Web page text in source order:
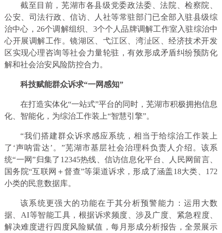
截至目前，芜湖市各县级党委政法委、法院、检察院、
公安、司法行政、信访、人社等常驻部门已全部入驻县级综
治中心，26个调解组织、3个个人品牌调解工作室入驻综治中
心开展调解工作。镜湖区、弋江区、湾沚区、经济技术开发
区实现心理咨询等社会力量轮驻，有效形成矛盾纠纷预防化
解和社会治安风险防控合力。
科技赋能群众诉求“一网感知”
在打造实体化“一站式”平台的同时，芜湖市积极拥抱信息
化、智能化，为综治工作装上“智慧引擎”。
“我们搭建群众诉求感应系统，相当于给综治工作装上
了‘声呐雷达’。”芜湖市基层社会治理科负责人介绍。该系
统“一网”归集了12345热线、信访信息化平台、人民网留言、
国务院“互联网＋督查”等渠道诉求，形成了涵盖18大类、172
小类的民意数据库。
该系统更强大的功能在于其分析预警能力：运用大数
据、AI等智能工具，根据诉求频度、涉及广度、紧急程度、
解决难度进行四度风险赋值，每月形成分析报告，全景展示